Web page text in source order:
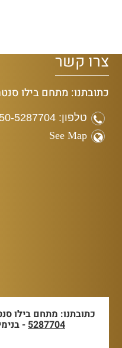
צרו קשר
כתובתנו: מתחם בילו
טלפון: 050-5287704
See Map
כתובתנו: מתחם בילו
5287704
-